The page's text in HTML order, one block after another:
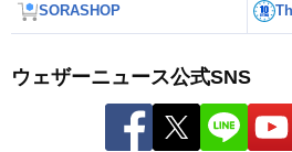
SORASHOP
ウェザーニュース公式SNS